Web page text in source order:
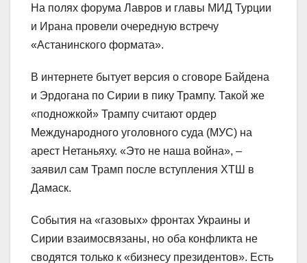
На полях форума Лавров и главы МИД Турции
и Ирана провели очередную встречу
«Астанинского формата».
В интернете бытует версия о сговоре Байдена
и Эрдогана по Сирии в пику Трампу. Такой же
«подножкой» Трампу считают ордер
Международного уголовного суда (МУС) на
арест Нетаньяху. «Это не наша война», –
заявил сам Трамп после вступления ХТШ в
Дамаск.
События на «газовых» фронтах Украины и
Сирии взаимосвязаны, но оба конфликта не
сводятся только к «бизнесу президентов». Есть